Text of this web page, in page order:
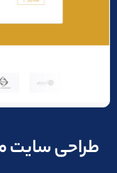
طراحی سایت